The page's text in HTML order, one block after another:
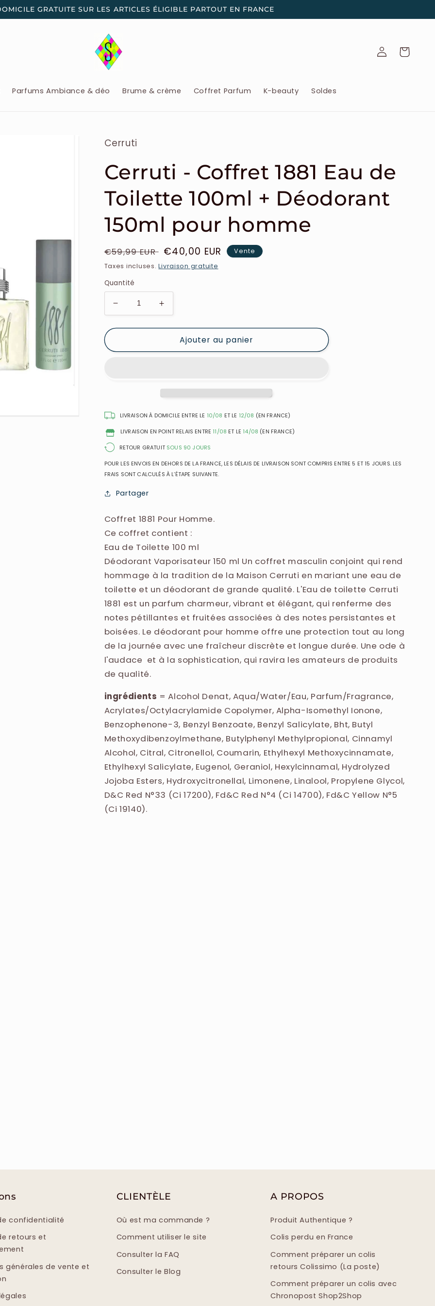
GRATUITE SUR LES ARTICLES ÉLIGIBLE PARTOUT EN FRANCE
Parfums Ambiance & déo Brume & crème Coffret Parfum K-beauty Soldes
ConnexionPanier
Cerruti
Cerruti - Coffret 1881 Eau de
Toilette 100ml + Déodorant
150ml pour homme
Prix
habituel
€59,99 EUR
Prix
soldé
€40,00 EUR
Vente
Taxes incluses.Livraison gratuite
Quantité
Réduire
la
quantité
Cerruti
Toilette
Déodorant
pour
homme
Augmenter
la
quantité
Cerruti
Toilette
+
Déodorant
pour
homme
Ajouter au panier
LIVRAISON À DOMICILE ENTRE LE 10/08 ET LE 12/08 (EN FRANCE)
LIVRAISON EN POINT RELAIS ENTRE 11/08 ET LE 14/08 (EN FRANCE)
RETOUR GRATUIT SOUS 90 JOURS
POUR LES ENVOIS EN DEHORS DE LA FRANCE, LES DÉLAIS DE LIVRAISON SONT COMPRIS ENTRE 5 ET 15 JOURS. LES
FRAIS SONT CALCULÉS À L’ÉTAPE SUIVANTE.
Partager
Coffret 1881 Pour Homme.
Ce coffret contient :
Eau de Toilette 100 ml
Déodorant Vaporisateur 150 ml Un coffret masculin conjoint qui rend
hommage à la tradition de la Maison Cerruti en mariant une eau de
toilette et un déodorant de grande qualité. L'Eau de toilette Cerruti
1881 est un parfum charmeur, vibrant et élégant, qui renferme des
notes pétillantes et fruitées associées à des notes persistantes et
boisées. Le déodorant pour homme offre une protection tout au long
de la journée avec une fraîcheur discrète et longue durée. Une ode à
l'audace et à la sophistication, qui ravira les amateurs de produits
de qualité.
ingrédients =Alcohol Denat, Aqua/Water/Eau, Parfum/Fragrance,
Acrylates/Octylacrylamide Copolymer, Alpha-Isomethyl Ionone,
Benzophenone-3, Benzyl Benzoate, Benzyl Salicylate, Bht, Butyl
Methoxydibenzoylmethane, Butylphenyl Methylpropional, Cinnamyl
Alcohol, Citral, Citronellol, Coumarin, Ethylhexyl Methoxycinnamate,
Ethylhexyl Salicylate, Eugenol, Geraniol, Hexylcinnamal, Hydrolyzed
Jojoba Esters, Hydroxycitronellal, Limonene, Linalool, Propylene Glycol,
D&C Red N°33 (Ci 17200), Fd&C Red N°4 (Ci 14700), Fd&C Yellow N°5
(Ci 19140).
confidentialité
retours et
générales de vente et
CLIENTÈLE
Où est ma commande ?
Comment utiliser le site
Consulter la FAQ
Consulter le Blog
A PROPOS
Produit Authentique ?
Colis perdu en France
Comment préparer un colis
retours Colissimo (La poste)
Comment préparer un colis avec
Chronopost Shop2Shop